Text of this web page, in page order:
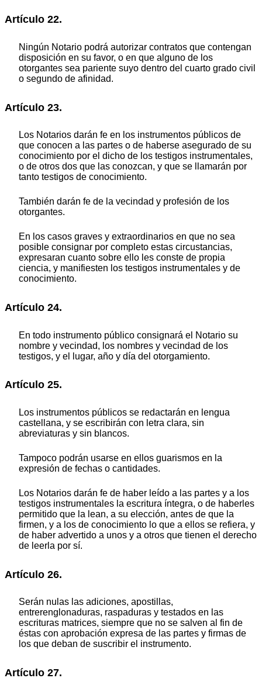
Artículo 22.
Ningún Notario podrá autorizar contratos que contengan
disposición en su favor, o en que alguno de los
otorgantes sea pariente suyo dentro del cuarto grado civil
o segundo de afinidad.
Artículo 23.
Los Notarios darán fe en los instrumentos públicos de
que conocen a las partes o de haberse asegurado de su
conocimiento por el dicho de los testigos instrumentales,
o de otros dos que las conozcan, y que se llamarán por
tanto testigos de conocimiento.
También darán fe de la vecindad y profesión de los
otorgantes.
En los casos graves y extraordinarios en que no sea
posible consignar por completo estas circustancias,
expresaran cuanto sobre ello les conste de propia
ciencia, y manifiesten los testigos instrumentales y de
conocimiento.
Artículo 24.
En todo instrumento público consignará el Notario su
nombre y vecindad, los nombres y vecindad de los
testigos, y el lugar, año y día del otorgamiento.
Artículo 25.
Los instrumentos públicos se redactarán en lengua
castellana, y se escribirán con letra clara, sin
abreviaturas y sin blancos.
Tampoco podrán usarse en ellos guarismos en la
expresión de fechas o cantidades.
Los Notarios darán fe de haber leído a las partes y a los
testigos instrumentales la escritura íntegra, o de haberles
permitido que la lean, a su elección, antes de que la
firmen, y a los de conocimiento lo que a ellos se refiera, y
de haber advertido a unos y a otros que tienen el derecho
de leerla por sí.
Artículo 26.
Serán nulas las adiciones, apostillas,
entrerenglonaduras, raspaduras y testados en las
escrituras matrices, siempre que no se salven al fin de
éstas con aprobación expresa de las partes y firmas de
los que deban de suscribir el instrumento.
Artículo 27.